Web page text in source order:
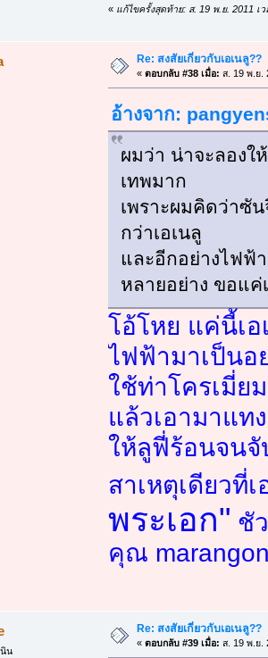
« แก้ไขครั้งสุดท้าย: ส. 19 พ.ย. 2011 เ
Re: สงสัยเกี่ยวกับเอเนลู??
« ตอบกลับ #38 เมื่อ: ส. 19 พ.ย.
อ้างจาก:
ผมว่า น่าจะลองใ
เทพมาก
เพราะผมคิดว่าซั
กว่าเอเนลู
และอีกอย่างไฟฟ้
หลายอย่าง ขอแ
โอ้โหย แค่นี้เ
ไฟฟ้ามาเป็นอ
ใช้ท่าโครเมี่ย
แล้วเอามาแท
ให้ลูฟี่ร้อนจนจั
สาเหตุเดียวที่
พระเอก" ชั
คุณ
น
Re: สงสัยเกี่ยวกับเอเนลู??
« ตอบกลับ #39 เมื่อ: ส. 19 พ.ย.